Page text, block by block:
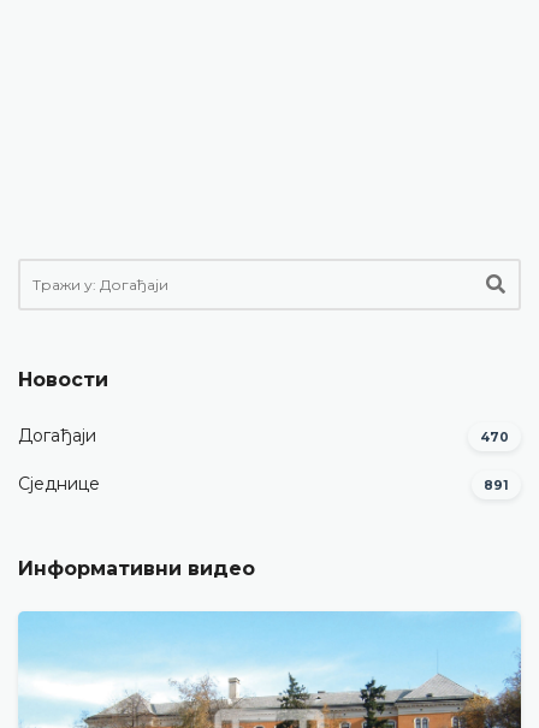
Новости
Догађаји 470
Сједнице 891
Информативни видео